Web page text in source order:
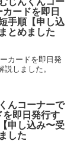
ードを即日
手順【申し込
とめました
カードを即日発
しました。
んコーナーで
即日発行す
申し込み〜受
した